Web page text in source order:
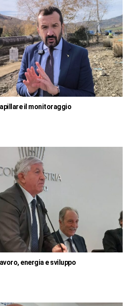
il monitoraggio
energia e sviluppo